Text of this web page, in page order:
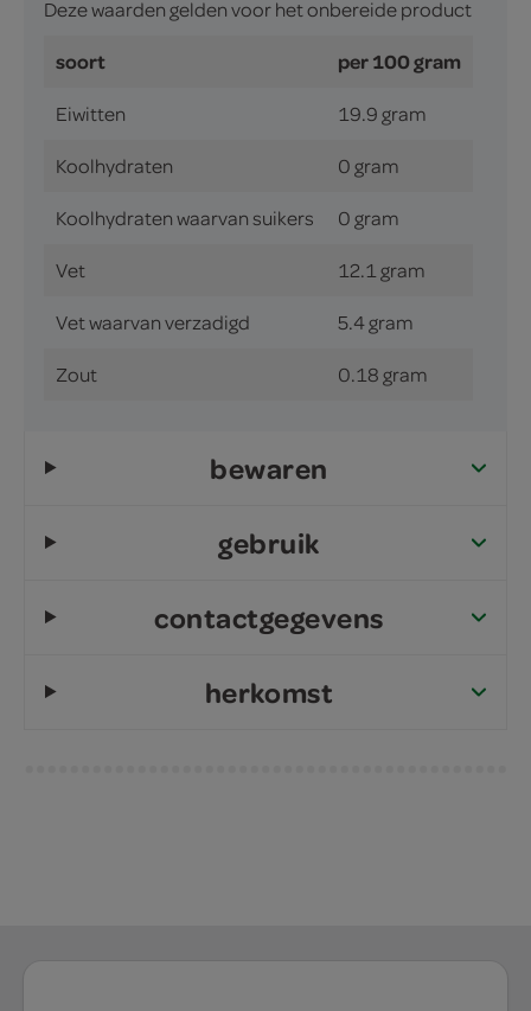
Deze waarden gelden voor het onbereide product
soort per 100 gram
Eiwitten 19.9 gram
Koolhydraten 0 gram
Koolhydraten waarvan suikers 0 gram
Vet 12.1 gram
Vet waarvan verzadigd 5.4 gram
Zout 0.18 gram
bewaren
gebruik
contactgegevens
herkomst